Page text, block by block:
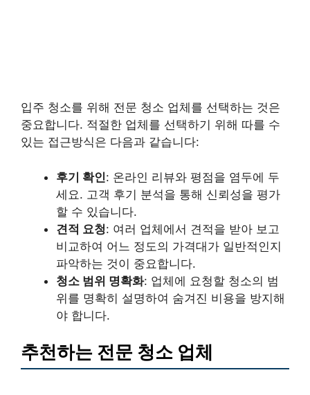
입주 청소를 위해 전문 청소 업체를 선택하는 것은
중요합니다. 적절한 업체를 선택하기 위해 따를 수
있는 접근방식은 다음과 같습니다:
후기 확인: 온라인 리뷰와 평점을 염두에 두
세요. 고객 후기 분석을 통해 신뢰성을 평가
할 수 있습니다.
견적 요청: 여러 업체에서 견적을 받아 보고
비교하여 어느 정도의 가격대가 일반적인지
파악하는 것이 중요합니다.
청소 범위 명확화: 업체에 요청할 청소의 범
위를 명확히 설명하여 숨겨진 비용을 방지해
야 합니다.
추천하는 전문 청소 업체